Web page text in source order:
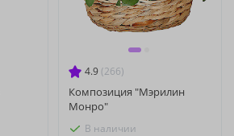
4.9 (266)
Композиция "Мэрилин
Монро"
В наличии